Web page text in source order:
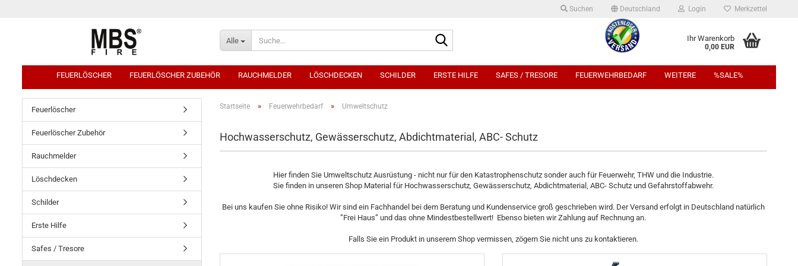
Suchen Deutschland Login Merkzettel
Alle Ihr Warenkorb
0,00 EUR
FEUERLÖSCHER FEUERLÖSCHER ZUBEHÖR RAUCHMELDER LÖSCHDECKEN SCHILDER ERSTE HILFE SAFES / TRESORE FEUERWEHRBEDARF %SALE%
WEITERE
Startseite » Feuerwehrbedarf » Umweltschutz
Hochwasserschutz, Gewässerschutz, Abdichtmaterial, ABC- Schutz
Hier finden Sie Umweltschutz Ausrüstung - nicht nur für den Katastrophenschutz sonder auch für Feuerwehr, THW und die Industrie.
Sie finden in unseren Shop Material für Hochwasserschutz, Gewässerschutz, Abdichtmaterial, ABC- Schutz und Gefahrstoffabwehr.
Bei uns kaufen Sie ohne Risiko! Wir sind ein Fachhandel bei dem Beratung und Kundenservice groß geschrieben wird. Der Versand erfolgt in Deutschland natürlich
”Frei Haus” und das ohne Mindestbestellwert! Ebenso bieten wir Zahlung auf Rechnung an.
Falls Sie ein Produkt in unserem Shop vermissen, zögern Sie nicht uns zu kontaktieren.
Feuerlöscher
Feuerlöscher Zubehör
Rauchmelder
Löschdecken
Schilder
Erste Hilfe
Safes / Tresore